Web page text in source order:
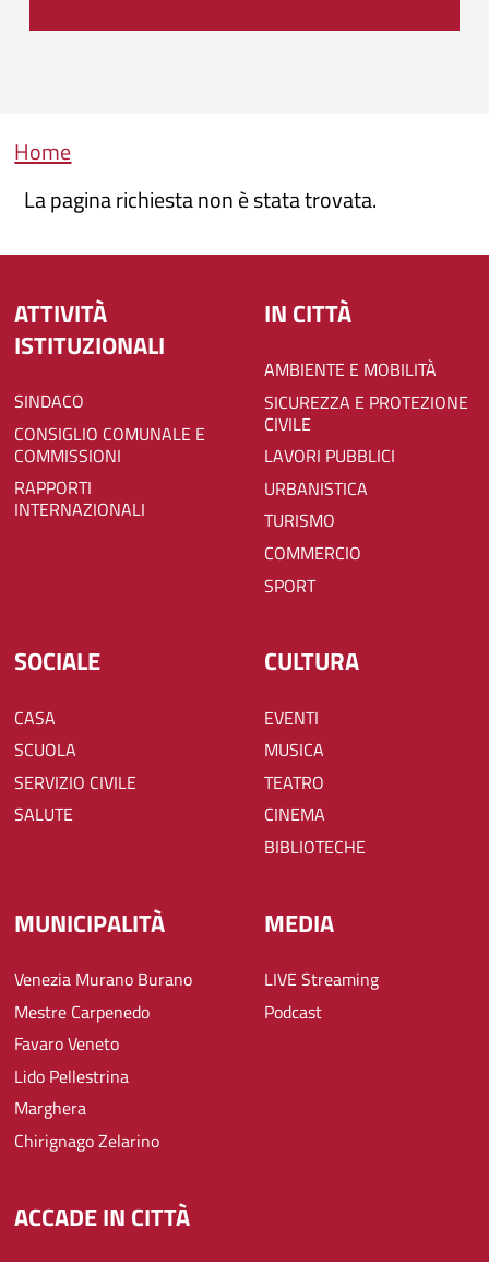
Briciole di pane
Home
La pagina richiesta non è stata trovata.
ATTIVITÀ
ISTITUZIONALI
SINDACO
CONSIGLIO COMUNALE E
COMMISSIONI
RAPPORTI
INTERNAZIONALI
IN CITTÀ
AMBIENTE E MOBILITÀ
SICUREZZA E PROTEZIONE
CIVILE
LAVORI PUBBLICI
URBANISTICA
TURISMO
COMMERCIO
SPORT
SOCIALE
CASA
SCUOLA
SERVIZIO CIVILE
SALUTE
CULTURA
EVENTI
MUSICA
TEATRO
CINEMA
BIBLIOTECHE
MUNICIPALITÀ
Venezia Murano Burano
Mestre Carpenedo
Favaro Veneto
Lido Pellestrina
Marghera
Chirignago Zelarino
MEDIA
LIVE Streaming
Podcast
ACCADE IN CITTÀ